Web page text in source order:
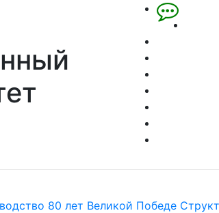
80 лет Великой Победе